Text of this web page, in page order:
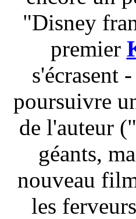
"Disney
premier
s'écrasent
poursuivre
de l'auteur
géants,
nouveau
les